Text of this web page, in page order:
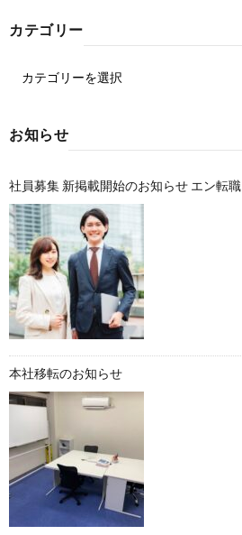
カテゴリー
お知らせ
社員募集 新掲載開始のお知らせ エン転職
本社移転のお知らせ